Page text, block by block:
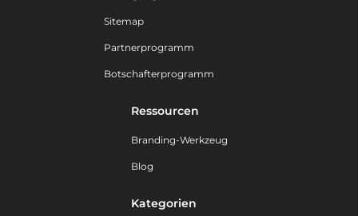
Sitemap
Partnerprogramm
Botschafterprogramm
Ressourcen
Branding-Werkzeug
Blog
Kategorien